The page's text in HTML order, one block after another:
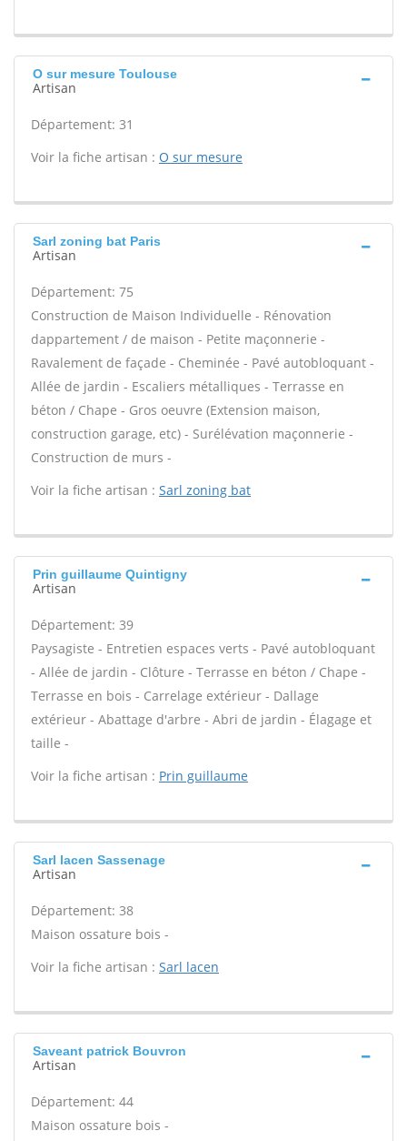
O sur mesure Toulouse
Artisan
Département: 31
Voir la fiche artisan : O sur mesure
Sarl zoning bat Paris
Artisan
Département: 75
Construction de Maison Individuelle - Rénovation
dappartement / de maison - Petite maçonnerie -
Ravalement de façade - Cheminée - Pavé autobloquant -
Allée de jardin - Escaliers métalliques - Terrasse en
béton / Chape - Gros oeuvre (Extension maison,
construction garage, etc) - Surélévation maçonnerie -
Construction de murs -
Voir la fiche artisan : Sarl zoning bat
Prin guillaume Quintigny
Artisan
Département: 39
Paysagiste - Entretien espaces verts - Pavé autobloquant
- Allée de jardin - Clôture - Terrasse en béton / Chape -
Terrasse en bois - Carrelage extérieur - Dallage
extérieur - Abattage d'arbre - Abri de jardin - Élagage et
taille -
Voir la fiche artisan : Prin guillaume
Sarl lacen Sassenage
Artisan
Département: 38
Maison ossature bois -
Voir la fiche artisan : Sarl lacen
Saveant patrick Bouvron
Artisan
Département: 44
Maison ossature bois -